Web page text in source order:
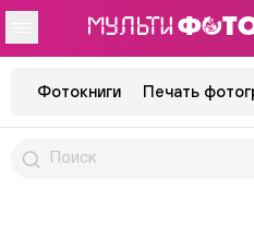
Фотокниги Печать